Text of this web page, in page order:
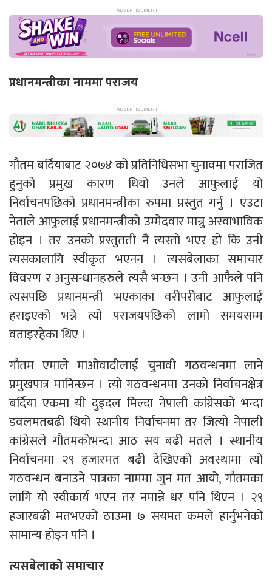
प्रधानमन्त्रीका नाममा पराजय
गौतम बर्दियाबाट २०७४ को प्रतिनिधिसभा चुनावमा पराजित
हुनुको प्रमुख कारण थियो उनले आफुलाई यो
निर्वाचनपछिको प्रधानमन्त्रीका रुपमा प्रस्तुत गर्नु । एउटा
नेताले आफुलाई प्रधानमन्त्रीको उम्मेदवार मान्नु अस्वाभाविक
होइन । तर उनको प्रस्तुतती नै त्यस्तो भएर हो कि उनी
त्यसकालागि स्वीकृत भएनन । त्यसबेलाका समाचार
विवरण र अनुसन्धानहरुले त्यसै भन्छन । उनी आफैले पनि
त्यसपछि प्रधानमन्त्री भएकाका वरीपरीबाट आफुलाई
हराइएको भन्ने त्यो पराजयपछिको लामो समयसम्म
वताइरहेका थिए ।
गौतम एमाले माओवादीलाई चुनावी गठवन्धनमा लाने
प्रमुखपात्र मानिन्छन । त्यो गठवन्धनमा उनको निर्वाचनक्षेत्र
बर्दिया एकमा यी दुइदल मिल्दा नेपाली कांग्रेसको भन्दा
डवलमतबढी थियो स्थानीय निर्वाचनमा तर जित्यो नेपाली
कांग्रेसले गौतमकोभन्दा आठ सय बढी मतले । स्थानीय
निर्वाचनमा २९ हजारमत बढी देखिएको अवस्थामा त्यो
गठवन्धन बनाउने पात्रका नाममा जुन मत आयो, गौतमका
लागि यो स्वीकार्य भएन तर नमान्ने धर पनि थिएन । २९
हजारबढी मतभएको ठाउमा ७ सयमत कमले हार्नुभनेको
सामान्य होइन पनि ।
त्यसबेलाको समाचार